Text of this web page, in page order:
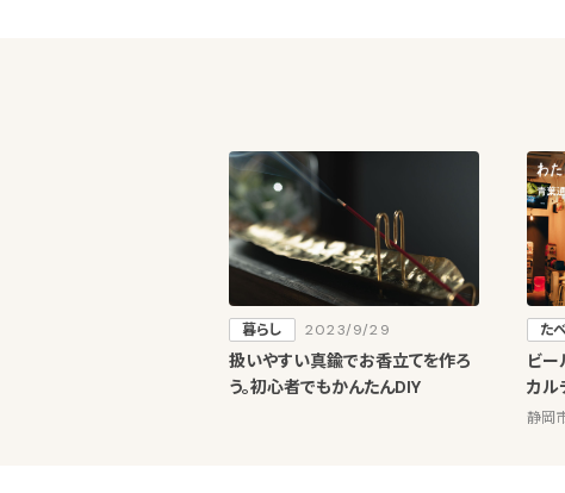
暮らし 2023/9/29
扱いやすい真鍮でお香立てを作ろ
う。初心者でもかんたんDIY
た
ビー
カ
静岡